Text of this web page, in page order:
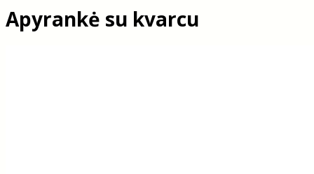
Apyrankė su kvarcu